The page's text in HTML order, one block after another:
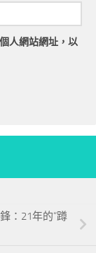
人網站網址，以
：21年的“蹲